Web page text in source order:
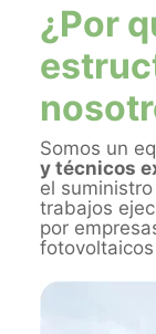
¿Por
Somos un
y técnicos
el
trabajos
por